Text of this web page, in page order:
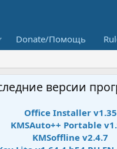
Donate/Помощь
версии
Office Installer v1.35
KMSAuto++ Portable
KMSoffline v2.4.7